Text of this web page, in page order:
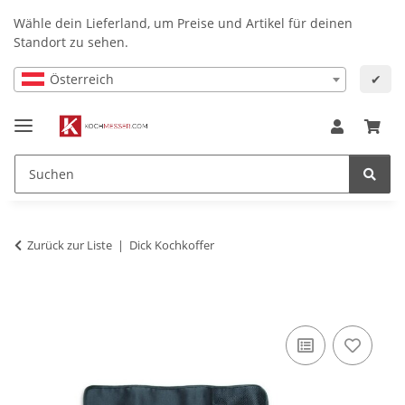
Wähle dein Lieferland, um Preise und Artikel für deinen
Standort zu sehen.
Österreich ✔
Zurück zur Liste Dick Kochkoffer